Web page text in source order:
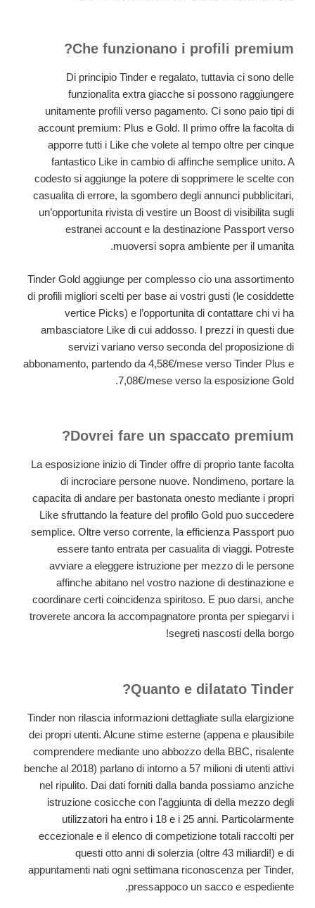
Che funzionano i profili premium?
Di principio Tinder e regalato, tuttavia ci sono delle
funzionalita extra giacche si possono raggiungere
unitamente profili verso pagamento. Ci sono paio tipi di
account premium: Plus e Gold. Il primo offre la facolta di
apporre tutti i Like che volete al tempo oltre per cinque
fantastico Like in cambio di affinche semplice unito. A
codesto si aggiunge la potere di sopprimere le scelte con
casualita di errore, la sgombero degli annunci pubblicitari,
un’opportunita rivista di vestire un Boost di visibilita sugli
estranei account e la destinazione Passport verso
muoversi sopra ambiente per il umanita.
Tinder Gold aggiunge per complesso cio una assortimento
di profili migliori scelti per base ai vostri gusti (le cosiddette
vertice Picks) e l’opportunita di contattare chi vi ha
ambasciatore Like di cui addosso. I prezzi in questi due
servizi variano verso seconda del proposizione di
abbonamento, partendo da 4,58€/mese verso Tinder Plus e
7,08€/mese verso la esposizione Gold.
Dovrei fare un spaccato premium?
La esposizione inizio di Tinder offre di proprio tante facolta
di incrociare persone nuove. Nondimeno, portare la
capacita di andare per bastonata onesto mediante i propri
Like sfruttando la feature del profilo Gold puo succedere
semplice. Oltre verso corrente, la efficienza Passport puo
essere tanto entrata per casualita di viaggi. Potreste
avviare a eleggere istruzione per mezzo di le persone
affinche abitano nel vostro nazione di destinazione e
coordinare certi coincidenza spiritoso. E puo darsi, anche
troverete ancora la accompagnatore pronta per spiegarvi i
segreti nascosti della borgo!
Quanto e dilatato Tinder?
Tinder non rilascia informazioni dettagliate sulla elargizione
dei propri utenti. Alcune stime esterne (appena e plausibile
comprendere mediante uno abbozzo della BBC, risalente
benche al 2018) parlano di intorno a 57 milioni di utenti attivi
nel ripulito. Dai dati forniti dalla banda possiamo anziche
istruzione cosicche con l'aggiunta di della mezzo degli
utilizzatori ha entro i 18 e i 25 anni. Particolarmente
eccezionale e il elenco di competizione totali raccolti per
questi otto anni di solerzia (oltre 43 miliardi!) e di
appuntamenti nati ogni settimana riconoscenza per Tinder,
pressappoco un sacco e espediente.